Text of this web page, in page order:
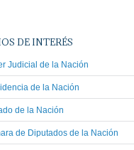
DE INTERÉS
Judicial de la Nación
de la Nación
de la Nación
de Diputados de la Nación